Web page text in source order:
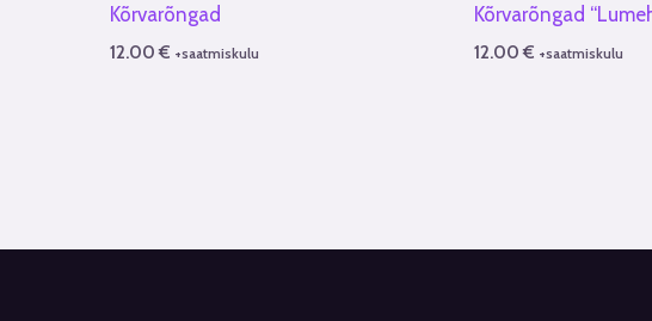
Kõrvarõngad
12.00€ +saatmiskulu
Kõrvarõngad
12.00€ +saatmiskulu